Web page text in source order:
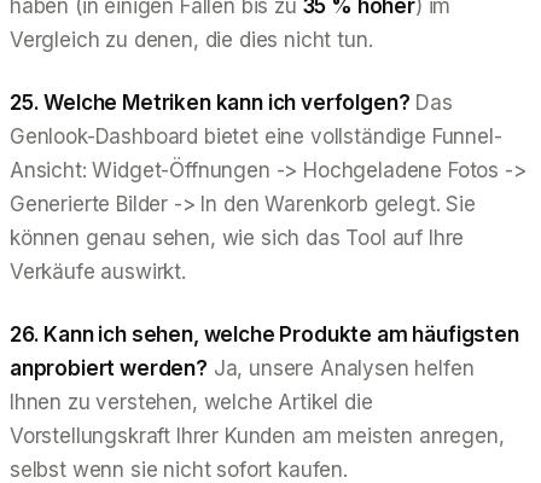
haben (in einigen Fällen bis zu 35 % höher) im
Vergleich zu denen, die dies nicht tun.
25. Welche Metriken kann ich verfolgen? Das
Genlook-Dashboard bietet eine vollständige Funnel-
Ansicht: Widget-Öffnungen -> Hochgeladene Fotos ->
Generierte Bilder -> In den Warenkorb gelegt. Sie
können genau sehen, wie sich das Tool auf Ihre
Verkäufe auswirkt.
26. Kann ich sehen, welche Produkte am häufigsten
anprobiert werden? Ja, unsere Analysen helfen
Ihnen zu verstehen, welche Artikel die
Vorstellungskraft Ihrer Kunden am meisten anregen,
selbst wenn sie nicht sofort kaufen.